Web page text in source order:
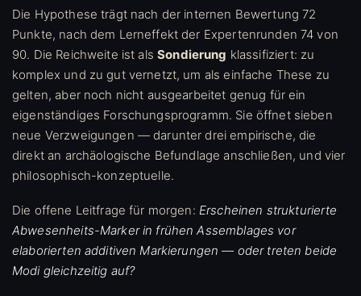
Die Hypothese trägt nach der internen Bewertung 72
Punkte, nach dem Lerneffekt der Expertenrunden 74 von
90. Die Reichweite ist alsSondierung klassifiziert: zu
komplex und zu gut vernetzt, um als einfache These zu
gelten, aber noch nicht ausgearbeitet genug für ein
eigenständiges Forschungsprogramm. Sie öffnet sieben
neue Verzweigungen — darunter drei empirische, die
direkt an archäologische Befundlage anschließen, und vier
philosophisch-konzeptuelle.
Die offene Leitfrage für morgen: Erscheinen strukturierte
Abwesenheits-Marker in frühen Assemblages vor
elaborierten additiven Markierungen — oder treten beide
Modi gleichzeitig auf?